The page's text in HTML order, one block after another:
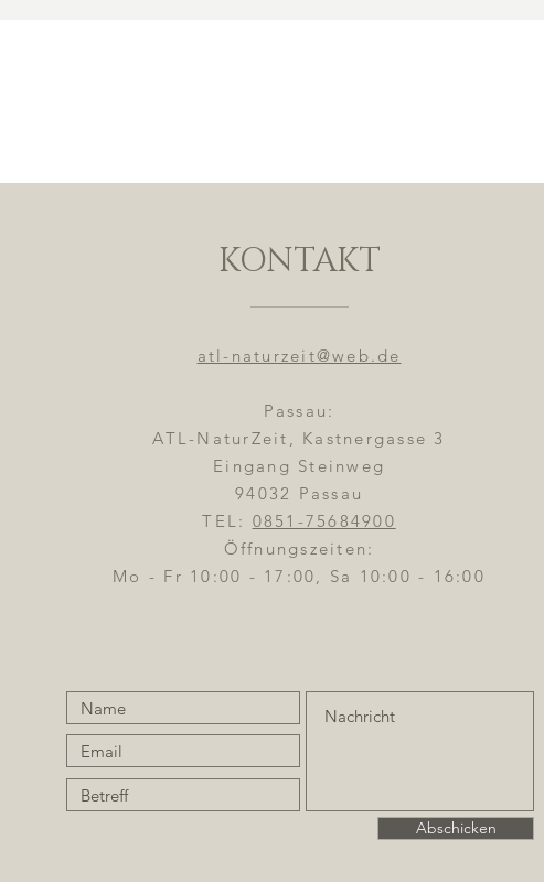
KONTAKT
atl-naturzeit@web.de
Passau:
ATL-NaturZeit, Kastnergasse 3
Eingang Steinweg
94032 Passau
TEL: 0851-75684900
Öffnungszeiten:
Mo - Fr 10:00 - 17:00, Sa 10:00 - 16:00
Abschicken